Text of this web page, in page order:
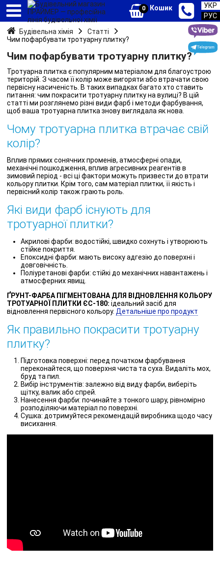
0 Кошик
УКР
РУС
Будівельна хімія
Статті
Чим пофарбувати тротуарну плитку?
Чим пофарбувати тротуарну плитку?
Тротуарна плитка є популярним матеріалом для благоустрою
територій. З часом її колір може вигоряти або втрачати свою
первісну насиченість. В таких випадках багато хто ставить
питання: чим покрасити тротуарну плитку на вулиці? В цій
статті ми розглянемо різні види фарб і методи фарбування,
щоб ваша тротуарна плитка знову виглядала як нова.
Чому тротуарна плитка втрачає свій
колір?
Вплив прямих сонячних променів, атмосферні опади,
механічні пошкодження, вплив агресивних реагентів в
зимовий період - всі ці фактори можуть призвести до втрати
кольору плитки. Крім того, сам матеріал плитки, її якість і
первісний колір також грають роль.
Які види фарб існують для
тротуарної плитки?
Акрилові фарби: водостійкі, швидко сохнуть і утворюють
стійке покриття.
Епоксидні фарби: мають високу адгезію до поверхні і
довговічність.
Поліуретанові фарби: стійкі до механічних навантажень і
атмосферних явищ.
ҐРУНТ-ФАРБА ПІГМЕНТОВАНА ДЛЯ ВІДНОВЛЕННЯ КОЛЬОРУ
ТРОТУАРНОЇ ПЛИТКИ ЄС-180: ідеальний засіб для
відновлення первісного кольору. Детальніше про продукт
Як правильно покрасити тротуарну
плитку?
Підготовка поверхні: перед початком фарбування
переконайтеся, що поверхня чиста та суха. Видаліть мох,
бруд та пил.
Вибір інструментів: залежно від виду фарби, виберіть
щітку, валик або спрей.
Нанесення фарби: починайте з тонкого шару, рівномірно
розподіляючи матеріал по поверхні.
Сушка: дотримуйтеся рекомендацій виробника щодо часу
висихання.